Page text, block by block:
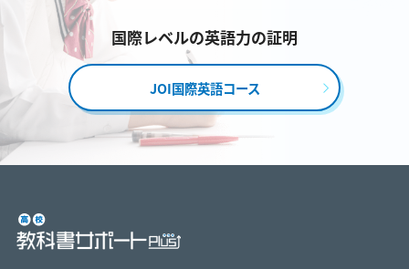
国際レベルの英語力の証明
JOI国際英語コース